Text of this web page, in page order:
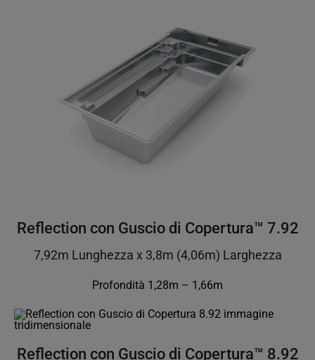
Reflection con Guscio di Copertura™ 7.92
7,92m Lunghezza x 3,8m (4,06m) Larghezza
Profondità 1,28m – 1,66m
Reflection con Guscio di Copertura™ 8.92